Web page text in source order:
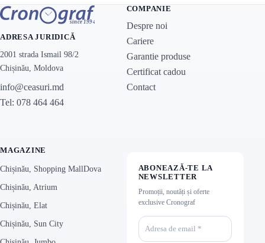
ADRESA JURIDICĂ
2001 strada Ismail 98/2
Chișinău, Moldova
info@ceasuri.md
Tel: 078 464 464
COMPANIE
Despre noi
Cariere
Garantie produse
Certificat cadou
Contact
MAGAZINE
Chișinău, Shopping MallDova
Chișinău, Atrium
Chișinău, Elat
Chișinău, Sun City
ABONEAZĂ-TE LA
NEWSLETTER
Promoții, noutăți și oferte
exclusive Cronograf